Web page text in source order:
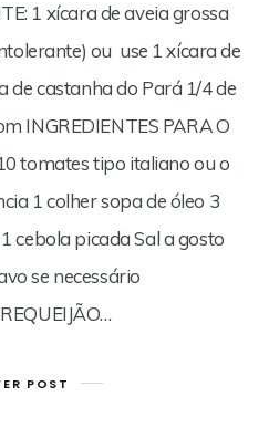
1 xícara de aveia grossa
ou use 1 xícara de
de castanha do Pará 1/4 de
INGREDIENTES PARA O
tomates tipo italiano ou o
1 colher sopa de óleo 3
cebola picada Sal a gosto
se necessário
POST